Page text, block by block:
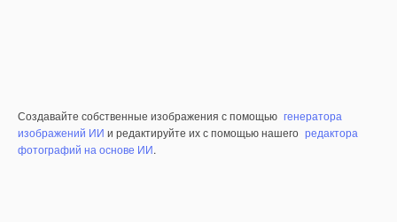
Создавайте собственные изображения с помощью генератора
изображений ИИ и редактируйте их с помощью нашего редактора
фотографий на основе ИИ.